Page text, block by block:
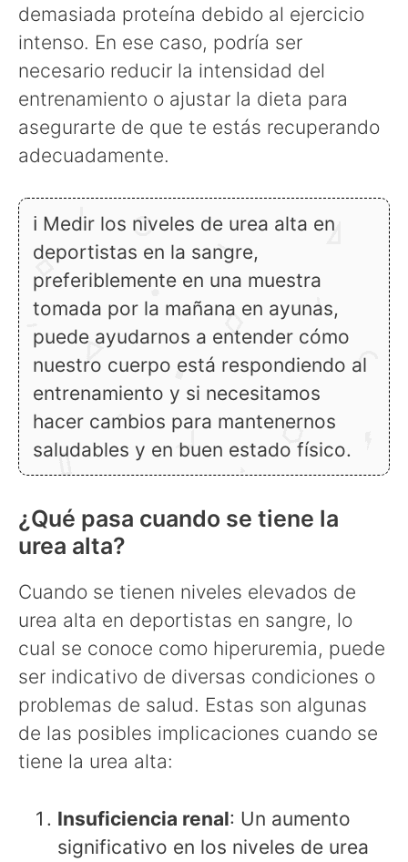
demasiada proteína debido al ejercicio
intenso. En ese caso, podría ser
necesario reducir la intensidad del
entrenamiento o ajustar la dieta para
asegurarte de que te estás recuperando
adecuadamente.
ℹ Medir los niveles de urea alta en
deportistas en la sangre,
preferiblemente en una muestra
tomada por la mañana en ayunas,
puede ayudarnos a entender cómo
nuestro cuerpo está respondiendo al
entrenamiento y si necesitamos
hacer cambios para mantenernos
saludables y en buen estado físico.
¿Qué pasa cuando se tiene la
urea alta?
Cuando se tienen niveles elevados de
urea alta en deportistas en sangre, lo
cual se conoce como hiperuremia, puede
ser indicativo de diversas condiciones o
problemas de salud. Estas son algunas
de las posibles implicaciones cuando se
tiene la urea alta:
Insuficiencia renal: Un aumento
significativo en los niveles de urea